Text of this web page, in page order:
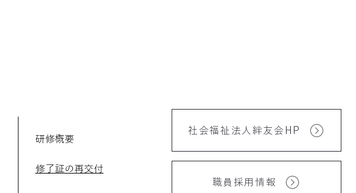
研修概要
修了証の再交付
社会福祉法人絆友会HP
職員採用情報